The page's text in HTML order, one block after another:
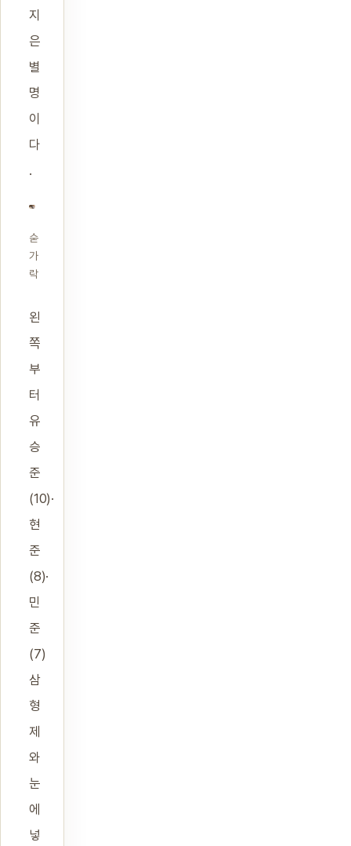
지
은
별
명
이
다
.
숟
가
락
왼
쪽
부
터
유
승
준
(10)·
현
준
(8)·
민
준
(7)
삼
형
제
와
눈
에
넣